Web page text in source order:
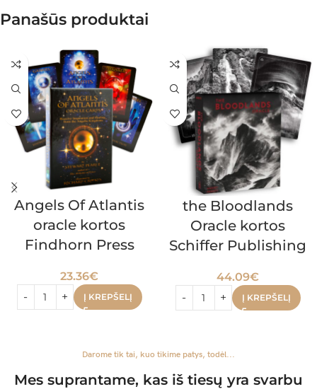
Panašūs produktai
Angels Of Atlantis
oracle kortos
Findhorn Press
23.36€
Į KREPŠELĮ
the Bloodlands
Oracle kortos
Schiffer Publishing
44.09€
Į KREPŠELĮ
Darome tik tai, kuo tikime patys, todėl...
Mes suprantame, kas iš tiesų yra svarbu